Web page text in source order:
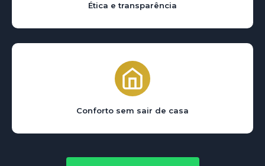
Ética e transparência
Conforto sem sair de casa